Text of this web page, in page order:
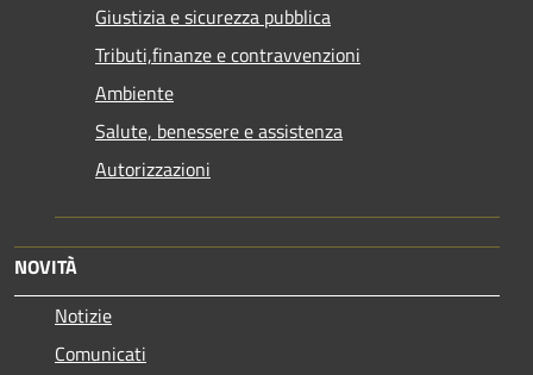
Giustizia e sicurezza pubblica
Tributi,finanze e contravvenzioni
Ambiente
Salute, benessere e assistenza
Autorizzazioni
NOVITÀ
Notizie
Comunicati